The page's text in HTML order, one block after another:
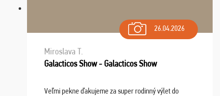
26.04.2026
Miroslava T.
Galacticos Show - Galacticos Show
Veľmi pekne ďakujeme za super rodinný výlet do